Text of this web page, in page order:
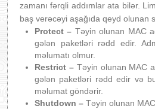
zamanı fərqli addımlar ata bilər.
baş verəcəyi aşağıda qeyd olunan
Protect – Təyin olunan MAC
gələn paketləri rədd edir.
məlumatı olmur.
Restrict –Təyin olunan MAC
gələn paketləri rədd edir və
məlumat göndərir.
Shutdown – Təyin olunan